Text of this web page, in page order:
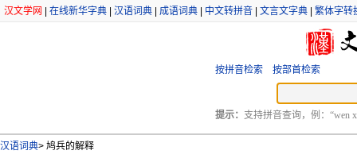
汉文学网 在线新华字典 汉语词典 成语词典 中文转拼音 文言文字典 繁体字转
按拼音检索 按部首检索
提示： 支持拼音查询，例：“wen
汉语词典> 鸠兵的解释